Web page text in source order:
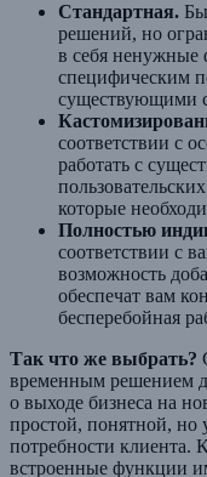
Стандартная.
решений, но
в себя ненужные
специфическим
существующими
соответствии с
работать с
которые
Полностью
соответствии с
возможность
обеспечат вам
бесперебойная
Так что же выбрать?
временным решением
о выходе бизнеса на
простой, понятной, но
потребности клиента.
встроенные функции